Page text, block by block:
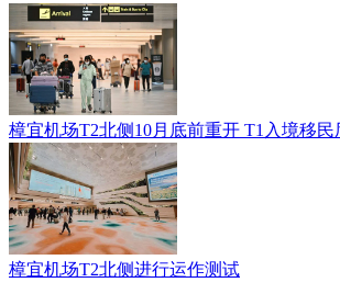
樟宜机场T2北侧10月底前重开 T1入境移民
樟宜机场T2北侧进行运作测试